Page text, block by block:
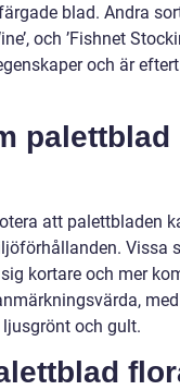
blad. Andra
och ’Fishnet
och är
palettblad
att palettbladen
Vissa
kortare och mer
och gult.